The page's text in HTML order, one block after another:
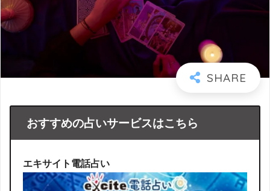
おすすめの占いサービスはこちら
エキサイト電話占い